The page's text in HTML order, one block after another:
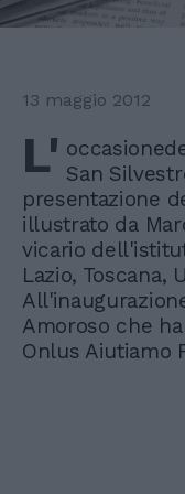
13 maggio 2012
L' San
presentazione
illustrato da
vicario
Lazio, Toscana,
Amoroso che
Onlus Aiutiamo